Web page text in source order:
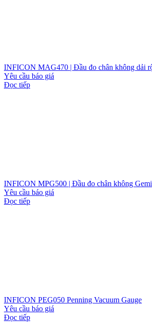
INFICON MAG470 | Đầu đo chân không dải
Yêu cầu báo giá
Đọc tiếp
INFICON MPG500 | Đầu đo chân không
Yêu cầu báo giá
Đọc tiếp
INFICON PEG050 Penning Vacuum Gauge
Yêu cầu báo giá
Đọc tiếp